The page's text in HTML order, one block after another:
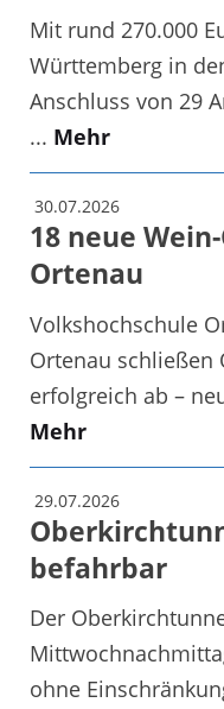
Mit rund 270.000
Württemberg in
Anschluss von 29
... Mehr
30.07.2026
18 neue
Ortenau
Volkshochschule
Ortenau schließen
erfolgreich ab –
Mehr
29.07.2026
befahrbar
Der
ohne